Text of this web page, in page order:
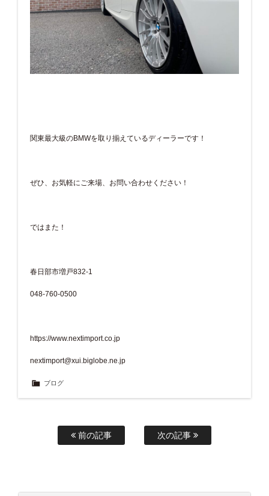
関東最大級のBMWを取り揃えているディーラーです！
ぜひ、お気軽にご来場、お問い合わせください！
ではまた！
春日部市増戸832-1
048-760-0500
https://www.nextimport.co.jp
nextimport@xui.biglobe.ne.jp
ブログ
前の記事 次の記事